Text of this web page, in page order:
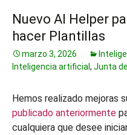
Nuevo AI Helper
hacer Plantillas
marzo 3, 2026
Inteligencia artificial , Junta
Hemos realizado mejoras
publicado anteriormente
cualquiera que desee